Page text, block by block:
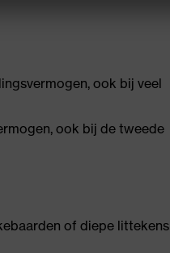
ook bij veel
ook bij de tweede
of diepe littekens